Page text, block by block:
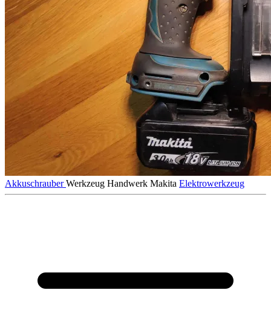
AkkuschrauberWerkzeug Handwerk Makita Elektrowerkzeug